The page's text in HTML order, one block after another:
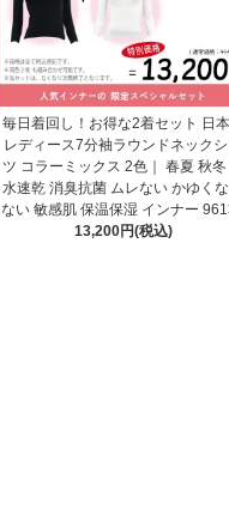
毎日着回し！お得な2着セット 日
レディース7分袖ラウンドネックシ
ツ コラーミックス 2色｜ 春夏 秋冬
水速乾 消臭抗菌 ムレない かゆく
ない 敏感肌 保温保湿 インナー
13,200円(税込)